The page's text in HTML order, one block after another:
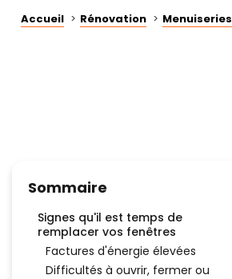
Accueil Rénovation Menuiseries
Sommaire
Signes qu'il est temps de
remplacer vos fenêtres
Factures d'énergie élevées
Difficultés à ouvrir, fermer ou